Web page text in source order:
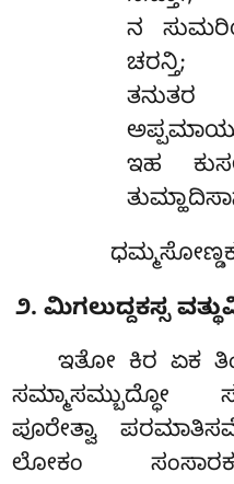
ನ
ಚರನ್ತಿ;
ಇಹ
೨. ಮಿಗಲುದ್ದಕಸ್ಸ
ಇತೋ ಕಿರ ಏಕ
ಪೂರೇತ್ವಾ
ಲೋಕಂ